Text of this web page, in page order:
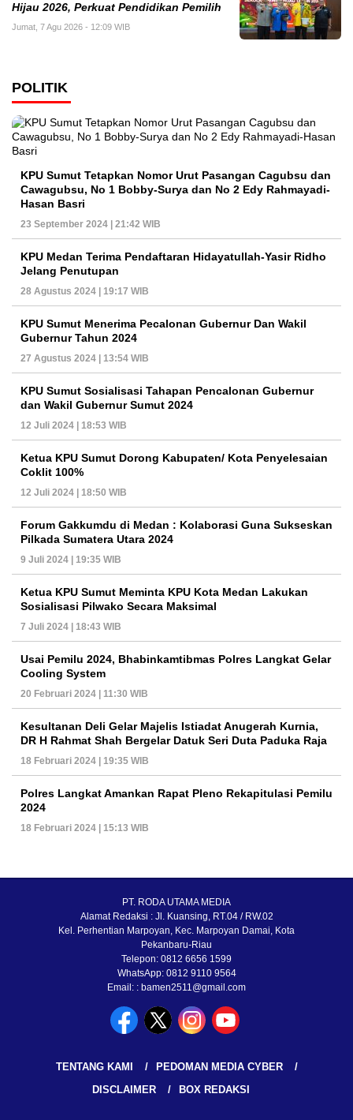
Hijau 2026, Perkuat Pendidikan Pemilih
Jumat, 7 Agu 2026 - 12:09 WIB
POLITIK
KPU Sumut Tetapkan Nomor Urut Pasangan Cagubsu dan
Cawagubsu, No 1 Bobby-Surya dan No 2 Edy Rahmayadi-
Hasan Basri
23 September 2024 | 21:42 WIB
KPU Medan Terima Pendaftaran Hidayatullah-Yasir Ridho
Jelang Penutupan
28 Agustus 2024 | 19:17 WIB
KPU Sumut Menerima Pecalonan Gubernur Dan Wakil
Gubernur Tahun 2024
27 Agustus 2024 | 13:54 WIB
KPU Sumut Sosialisasi Tahapan Pencalonan Gubernur
dan Wakil Gubernur Sumut 2024
12 Juli 2024 | 18:53 WIB
Ketua KPU Sumut Dorong Kabupaten/ Kota Penyelesaian
Coklit 100%
12 Juli 2024 | 18:50 WIB
Forum Gakkumdu di Medan : Kolaborasi Guna Sukseskan
Pilkada Sumatera Utara 2024
9 Juli 2024 | 19:35 WIB
Ketua KPU Sumut Meminta KPU Kota Medan Lakukan
Sosialisasi Pilwako Secara Maksimal
7 Juli 2024 | 18:43 WIB
Usai Pemilu 2024, Bhabinkamtibmas Polres Langkat Gelar
Cooling System
20 Februari 2024 | 11:30 WIB
Kesultanan Deli Gelar Majelis Istiadat Anugerah Kurnia,
DR H Rahmat Shah Bergelar Datuk Seri Duta Paduka Raja
18 Februari 2024 | 19:35 WIB
Polres Langkat Amankan Rapat Pleno Rekapitulasi Pemilu
2024
18 Februari 2024 | 15:13 WIB
PT. RODA UTAMA MEDIA
Alamat Redaksi : Jl. Kuansing, RT.04 / RW.02
Kel. Perhentian Marpoyan, Kec. Marpoyan Damai, Kota
Pekanbaru-Riau
Telepon: 0812 6656 1599
WhatsApp: 0812 9110 9564
Email: : bamen2511@gmail.com
TENTANG KAMI
PEDOMAN MEDIA CYBER
DISCLAIMER
BOX REDAKSI